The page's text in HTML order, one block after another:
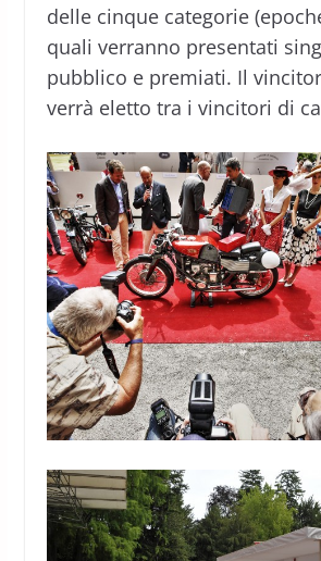
delle cinque categorie
quali verranno presentati
pubblico e premiati. Il
verrà eletto tra i vincitori di